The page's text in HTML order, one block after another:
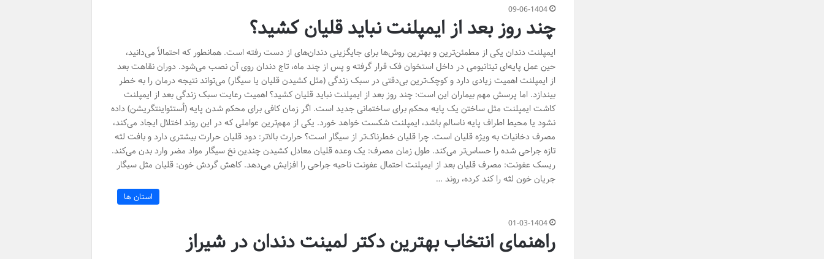
09-06-1404
چند روز بعد از ایمپلنت نباید قلیان کشید؟
ایمپلنت دندان یکی از مطمئن‌ترین و بهترین روش‌ها برای جایگزینی دندان‌های از دست رفته است. همانطور که احتمالاً می‌دانید،
حین عمل پایه‌ای تیتانیومی در داخل استخوان فک قرار گرفته و پس از چند ماه، تاج دندان روی آن نصب می‌شود. دوران نقاهت بعد
از ایمپلنت اهمیت زیادی دارد و کوچک‌ترین بی‌دقتی در سبک زندگی (مثل کشیدن قلیان یا سیگار) می‌تواند نتیجه درمان را به خطر
بیندازد. اما پرسش مهم بیماران این است: چند روز بعد از ایمپلنت نباید قلیان کشید؟ اهمیت رعایت سبک زندگی بعد از ایمپلنت
کاشت ایمپلنت مثل ساختن یک پایه محکم برای ساختمانی جدید است. اگر زمان کافی برای محکم شدن پایه (اُستئواینتگریشن) داده
نشود یا محیط اطراف پایه ناسالم باشد، ایمپلنت شکست خواهد خورد. یکی از مهم‌ترین عواملی که در این روند اختلال ایجاد می‌کند،
مصرف دخانیات به ویژه قلیان است. چرا قلیان خطرناک‌تر از سیگار است؟ حرارت بالاتر: دود قلیان حرارت بیشتری دارد و بافت لثه
تازه جراحی شده را حساس‌تر می‌کند. طول زمان مصرف: یک وعده قلیان معادل کشیدن چندین نخ سیگار مواد مضر وارد بدن می‌کند.
ریسک عفونت: مصرف قلیان بعد از ایمپلنت احتمال عفونت ناحیه جراحی را افزایش می‌دهد. کاهش گردش خون: قلیان مثل سیگار
جریان خون لثه را کند کرده، روند …
استان ها
01-03-1404
راهنمای انتخاب بهترین دکتر لمینت دندان در شیراز